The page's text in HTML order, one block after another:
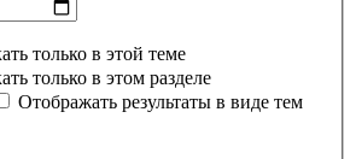
только в этой теме
только в этом разделе
Отображать результаты в виде тем